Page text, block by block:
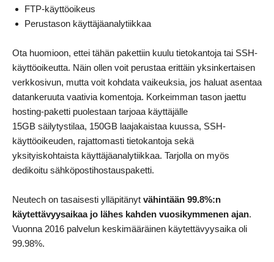
FTP-käyttöoikeus
Perustason käyttäjäanalytiikkaa
Ota huomioon, ettei tähän pakettiin kuulu tietokantoja tai SSH-
käyttöoikeutta. Näin ollen voit perustaa erittäin yksinkertaisen
verkkosivun, mutta voit kohdata vaikeuksia, jos haluat asentaa
datankeruuta vaativia komentoja. Korkeimman tason jaettu
hosting-paketti puolestaan tarjoaa käyttäjälle
15GB säilytystilaa, 150GB laajakaistaa kuussa, SSH-
käyttöoikeuden, rajattomasti tietokantoja sekä
yksityiskohtaista käyttäjäanalytiikkaa. Tarjolla on myös
dedikoitu sähköpostihostauspaketti.
Neutech on tasaisesti ylläpitänyt vähintään 99.8%:n
käytettävyysaikaa jo lähes kahden vuosikymmenen ajan.
Vuonna 2016 palvelun keskimääräinen käytettävyysaika oli
99.98%.